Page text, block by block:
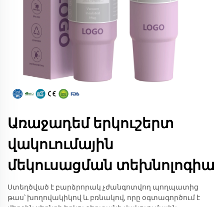
Առաջադեմ երկուշերտ
վակուումային
մեկուսացման տեխնոլոգիա
Ստեղծված է բարձրորակ չժանգոտվող պողպատից
թաս՝ խողովակիկով և բռնակով, որը օգտագործում է